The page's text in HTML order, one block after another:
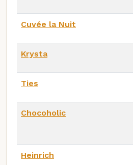
Cuvée la Nuit
Krysta
Ties
Chocoholic
Heinrich